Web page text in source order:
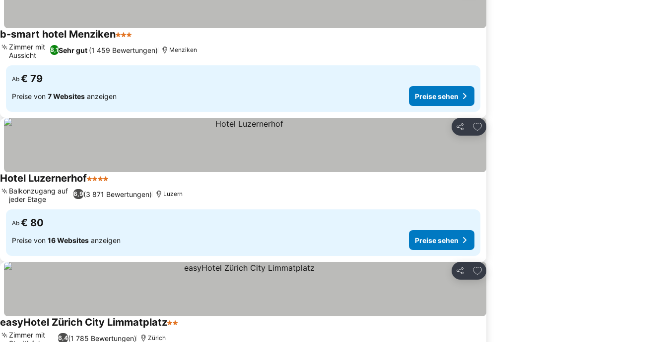
b-smart hotel Menziken3 Sterne
8,1Sehr gut (1 459 Bewertungen)
Zimmer mit
Aussicht
Menziken
Ab € 79
Preise von 7 Websites anzeigen Preise sehen
Teilen
Zu Favoriten hinzufügen
Hotel Luzernerhof4 Sterne
6,9(3 871 Bewertungen)
Balkonzugang auf
jeder Etage
Luzern
Ab € 80
Preise von 16 Websites anzeigen Preise sehen
Teilen
Zu Favoriten hinzufügen
easyHotel Zürich City Limmatplatz2 Sterne
6,4(1 785 Bewertungen)
Zimmer mit
Zürich